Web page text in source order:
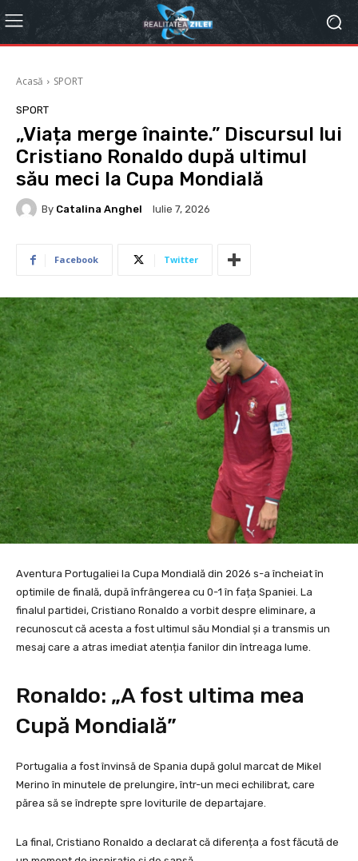
Acasă SPORT
SPORT
„Viața merge înainte.” Discursul lui
Cristiano Ronaldo după ultimul
său meci la Cupa Mondială
By Catalina Anghel Iulie 7, 2026
Facebook Twitter
Aventura Portugaliei la Cupa Mondială din 2026 s-a încheiat în
optimile de finală, după înfrângerea cu 0-1 în fața Spaniei. La
finalul partidei, Cristiano Ronaldo a vorbit despre eliminare, a
recunoscut că acesta a fost ultimul său Mondial și a transmis un
mesaj care a atras imediat atenția fanilor din întreaga lume.
Ronaldo: „A fost ultima mea
Cupă Mondială”
Portugalia a fost învinsă de Spania după golul marcat de Mikel
Merino în minutele de prelungire, într-un meci echilibrat, care
părea să se îndrepte spre loviturile de departajare.
La final, Cristiano Ronaldo a declarat că diferența a fost făcută de